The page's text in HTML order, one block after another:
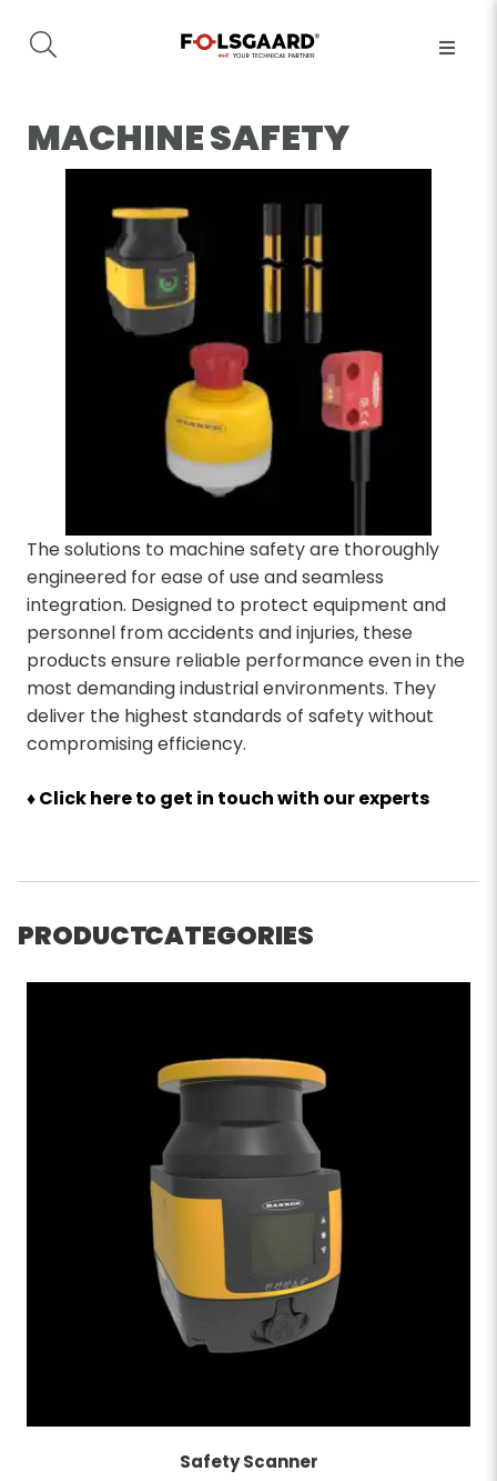
MACHINE SAFETY
The solutions to machine safety are thoroughly
engineered for ease of use and seamless
integration. Designed to protect equipment and
personnel from accidents and injuries, these
products ensure reliable performance even in the
most demanding industrial environments. They
deliver the highest standards of safety without
compromising efficiency.
♦ Click here to get in touch with our experts
PRODUCT CATEGORIES
Safety Scanner